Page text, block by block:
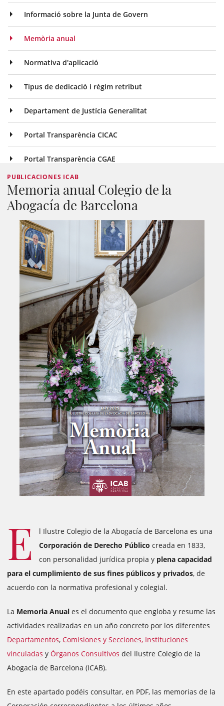
Informació sobre la Junta de Govern
Memòria anual
Normativa d'aplicació
Tipus de dedicació i règim retribut
Departament de Justícia Generalitat
Portal Transparència CICAC
Portal Transparència CGAE
PUBLICACIONES ICAB
Memoria anual Colegio de la
Abogacía de Barcelona
E
l Ilustre Colegio de la Abogacía de Barcelona es una
Corporación de Derecho Público creada en 1833,
con personalidad jurídica propia y plena capacidad
para el cumplimiento de sus fines públicos y privados, de
acuerdo con la normativa profesional y colegial.
La Memoria Anual es el documento que engloba y resume las
actividades realizadas en un año concreto por los diferentes
Departamentos, Comisiones y Secciones, Instituciones
vinculadas y Órganos Consultivos del Ilustre Colegio de la
Abogacía de Barcelona (ICAB).
En este apartado podéis consultar, en PDF, las memorias de la